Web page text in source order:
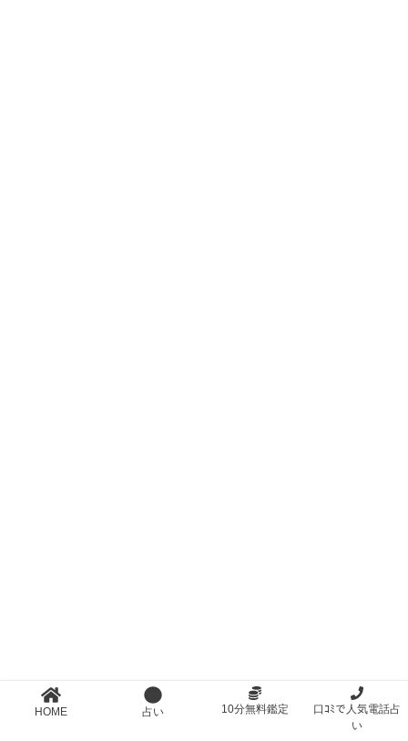
HOME 占い 10分無料鑑定
口ｺﾐで人気電話占
い